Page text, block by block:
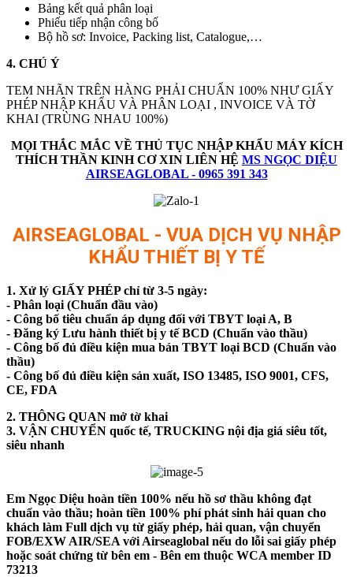
Bảng kết quả phân loại
Phiếu tiếp nhận công bố
Bộ hồ sơ: Invoice, Packing list, Catalogue,…
4. CHÚ Ý
TEM NHÃN TRÊN HÀNG PHẢI CHUẨN 100% NHƯ GIẤY
PHÉP NHẬP KHẨU VÀ PHÂN LOẠI , INVOICE VÀ TỜ
KHAI (TRÙNG NHAU 100%)
MỌI THẮC MẮC VỀ THỦ TỤC NHẬP KHẨU MÁY KÍCH
THÍCH THẦN KINH CƠ XIN LIÊN HỆ MS NGỌC DIỆU
AIRSEAGLOBAL - 0965 391 343
AIRSEAGLOBAL - VUA DỊCH VỤ NHẬP
KHẨU THIẾT BỊ Y TẾ
1. Xử lý GIẤY PHÉP chỉ từ 3-5 ngày:
- Phân loại (Chuẩn đầu vào)
- Công bố tiêu chuẩn áp dụng đối với TBYT loại A, B
- Đăng ký Lưu hành thiết bị y tế BCD (Chuẩn vào thầu)
- Công bố đủ điều kiện mua bán TBYT loại BCD (Chuẩn vào
thầu)
- Công bố đủ điều kiện sản xuất, ISO 13485, ISO 9001, CFS,
CE, FDA
2. THÔNG QUAN mở tờ khai
3. VẬN CHUYỂN quốc tế, TRUCKING nội địa giá siêu tốt,
siêu nhanh
Em Ngọc Diệu hoàn tiền 100% nếu hồ sơ thầu không đạt
chuẩn vào thầu; hoàn tiền 100% phí phát sinh hải quan cho
khách làm Full dịch vụ từ giấy phép, hải quan, vận chuyển
FOB/EXW AIR/SEA với Airseaglobal nếu do lỗi sai giấy phép
hoặc soát chứng từ bên em - Bên em thuộc WCA member ID
73213